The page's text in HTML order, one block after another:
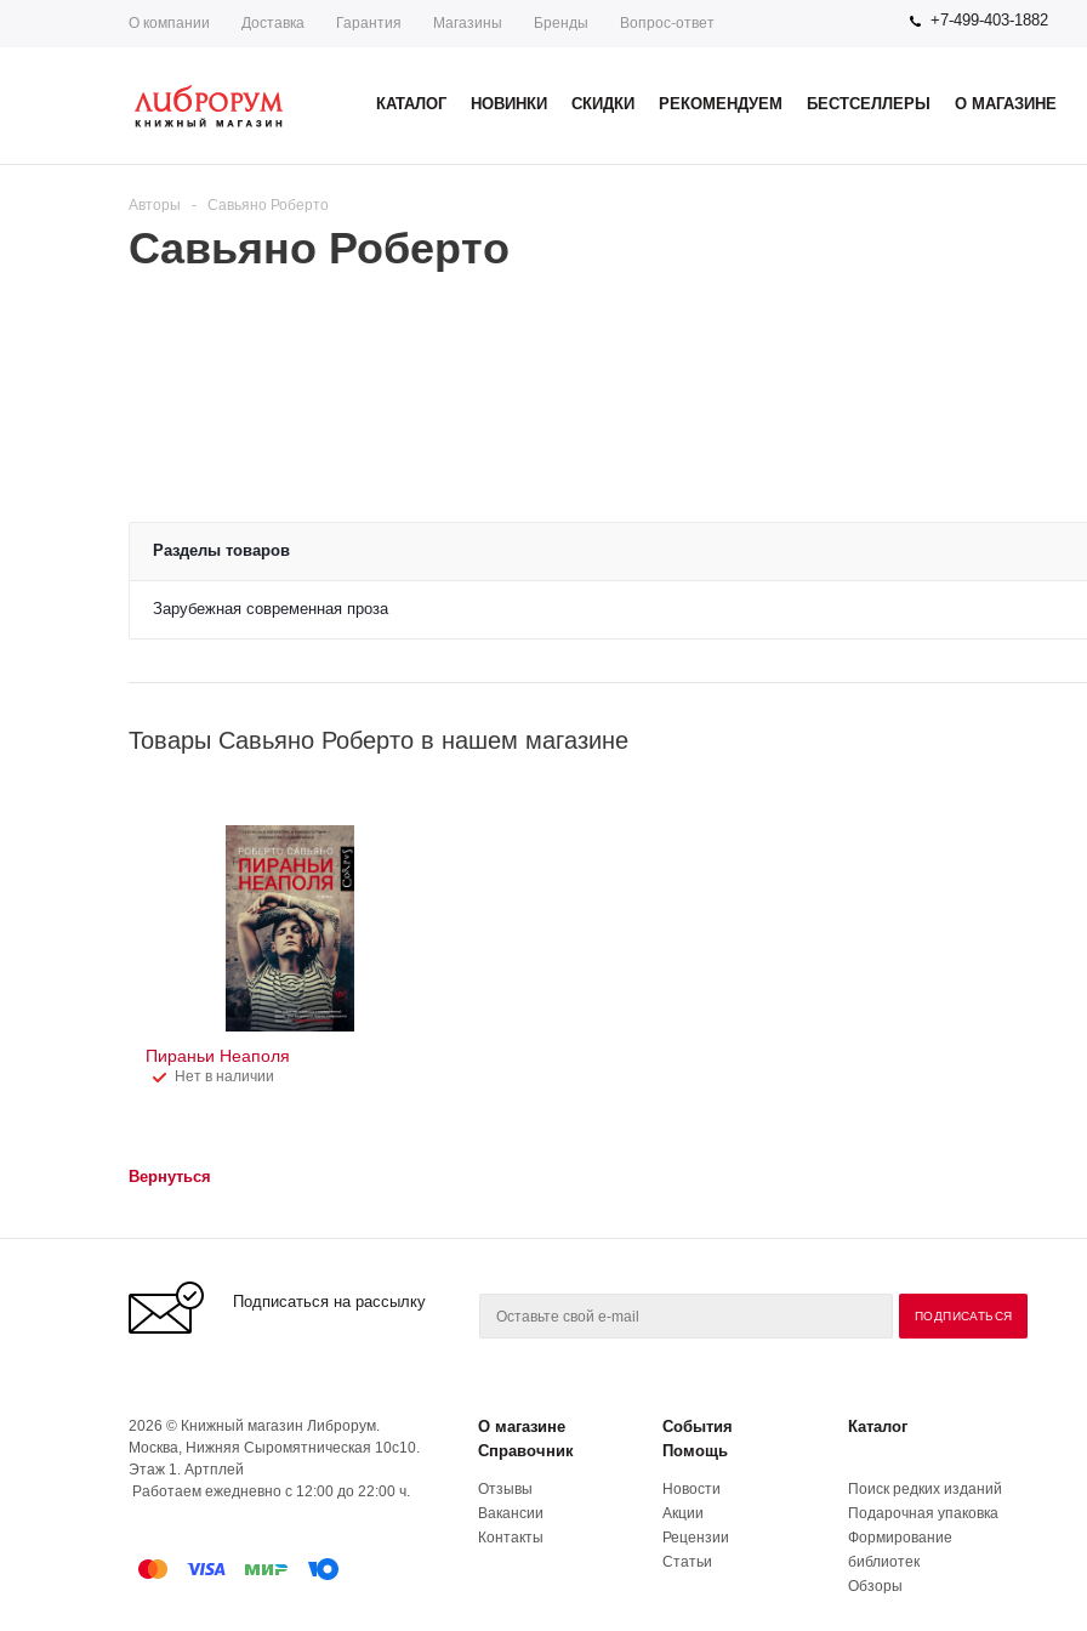
О компании Доставка Гарантия Магазины Бренды Вопрос-ответ +7-499-403-1882
КАТАЛОГ НОВИНКИ СКИДКИ РЕКОМЕНДУЕМ БЕСТСЕЛЛЕРЫ О МАГАЗИНЕ
Авторы - Савьяно Роберто
Савьяно Роберто
Разделы товаров
Зарубежная современная проза
Товары Савьяно Роберто в нашем магазине
Пираньи Неаполя
Нет в наличии
Вернуться
Подписаться на рассылку
2026 © Книжный магазин Либрорум.
Москва, Нижняя Сыромятническая 10с10.
Этаж 1. Артплей
Работаем ежедневно с 12:00 до 22:00 ч.
О магазине События
Каталог
Справочник
Помощь
Отзывы
Вакансии
Контакты
Новости
Акции
Рецензии
Статьи
Поиск редких изданий
Подарочная упаковка
Формирование
библиотек
Обзоры